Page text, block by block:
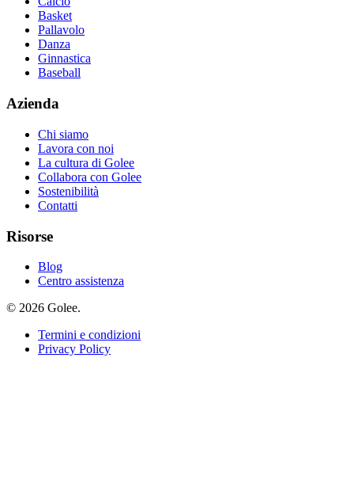
Basket
Pallavolo
Danza
Ginnastica
Baseball
Azienda
Chi siamo
Lavora con noi
La cultura di Golee
Collabora con Golee
Sostenibilità
Contatti
Risorse
Blog
Centro assistenza
© 2026 Golee.
Termini e condizioni
Privacy Policy